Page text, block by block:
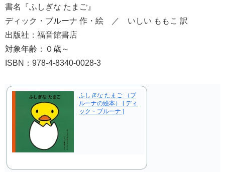
書名『ふしぎな たまご』
ディック・ブルーナ 作・絵 ／ いしい ももこ 訳
出版社：福音館書店
対象年齢：０歳～
ISBN：978-4-8340-0028-3
ふしぎな たまご （ブ
ルーナの絵本） [ ディ
ック・ブルーナ ]